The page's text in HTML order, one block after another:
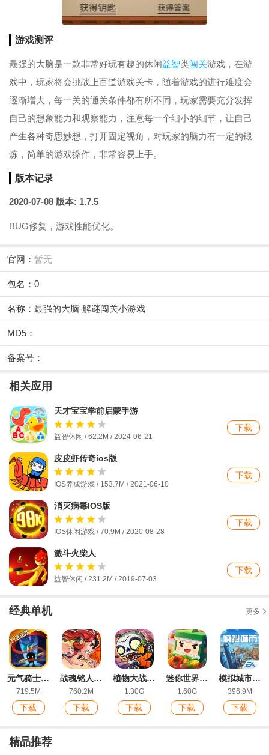
游戏测评
最强的大脑是一款非常好玩有趣的休闲益智类闯关游戏，在游
戏中，玩家将会挑战上百道游戏关卡，随着游戏的进行难度会
逐渐增大，每一关的通关条件都有所不同，玩家需要充分发挥
自己的想象能力和观察能力，注意每一个细小的细节，让自己
产生各种奇思妙想，打开固定视角，对玩家的脑力有一定的锻
炼，简单的游戏操作，非常容易上手。
版本记录
2020-07-08 版本: 1.7.5
BUG修复，游戏性能优化。
官网： 暂无
包名：0
名称：最强的大脑-解谜闯关小游戏
MD5：
备案号：
相关应用
天才宝宝学前启蒙手游
益智休闲 / 62.2M / 2024-06-21
下载
皮皮虾传奇ios版
IOS养成游戏 / 153.7M / 2021-06-10
下载
消灭病毒IOS版
IOS休闲游戏 / 70.9M / 2020-08-28
下载
激斗火柴人
益智休闲 / 231.2M / 2019-07-03
下载
经典单机 更多
元气骑士手游安卓版
719.5M
下载
战魂铭人手游官方版
760.2M
下载
植物大战僵尸2最新版
1.30G
下载
迷你世界单机版安卓版
1.60G
下载
模拟城市我是市长最新版
396.9M
下载
精品推荐